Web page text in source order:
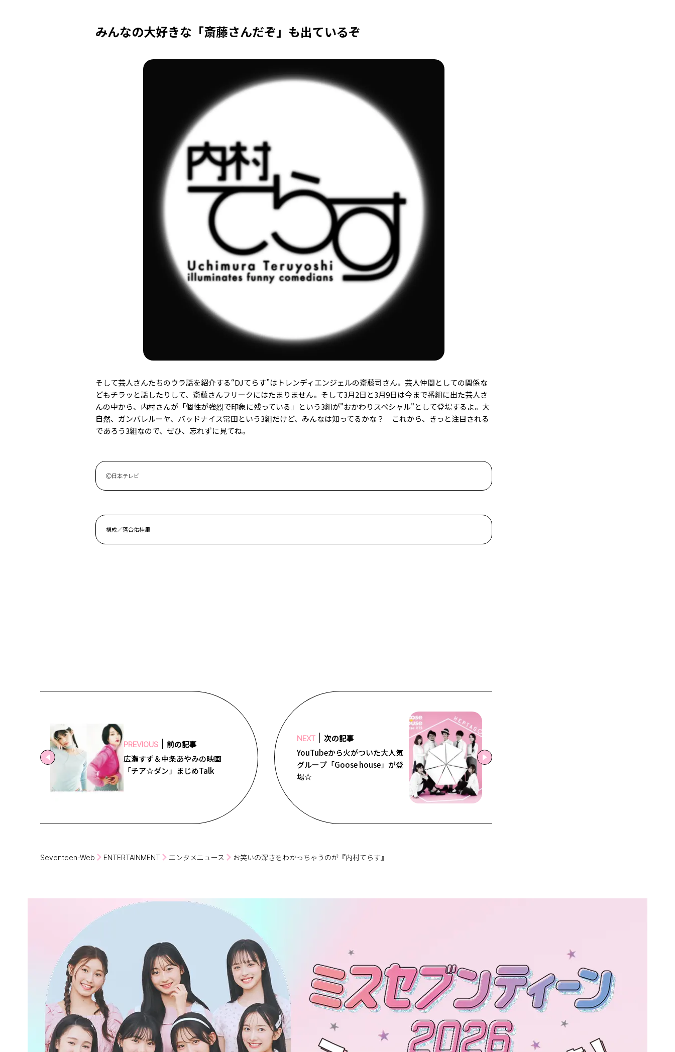
みんなの大好きな「斎藤さんだぞ」も出ているぞ
そして芸人さんたちのウラ話を紹介する“DJてらす”はトレンディエンジェルの斎藤司さん。芸人仲間としての関係な
どもチラッと話したりして、斎藤さんフリークにはたまりません。そして3月2日と3月9日は今まで番組に出た芸人さ
んの中から、内村さんが「個性が強烈で印象に残っている」という3組が"おかわりスペシャル"として登場するよ。大
自然、ガンバレルーヤ、バッドナイス常田という3組だけど、みんなは知ってるかな？ これから、きっと注目される
であろう3組なので、ぜひ、忘れずに見てね。
Ⓒ日本テレビ
構成／落合佑桂里
PREVIOUS
前の記事
広瀬すず＆中条あやみの映画
「チア☆ダン」まじめTalk
NEXT
次の記事
YouTubeから火がついた大人気
グループ「Goose house」が登
場☆
Seventeen-Web ENTERTAINMENT エンタメニュース お笑いの深さをわかっちゃうのが『内村てらす』